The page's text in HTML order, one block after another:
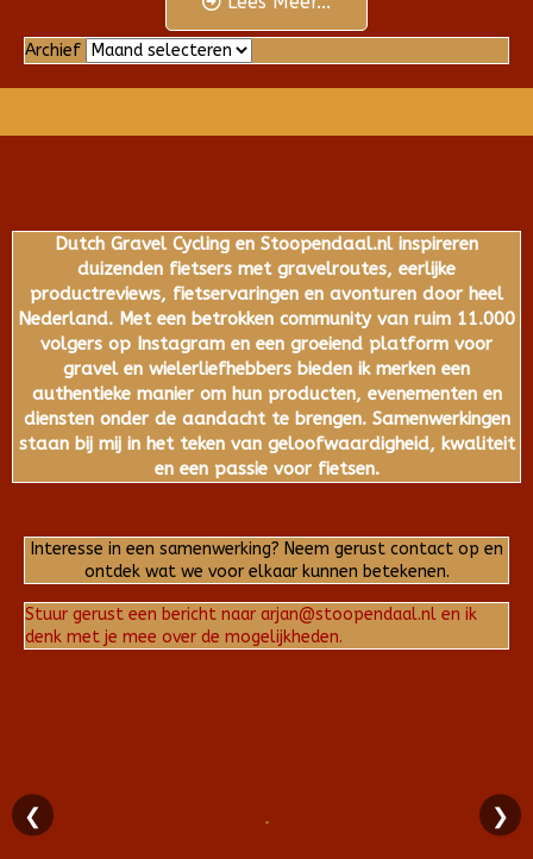
Archief Archief
Dutch Gravel Cycling en Stoopendaal.nl inspireren
duizenden fietsers met gravelroutes, eerlijke
productreviews, fietservaringen en avonturen door heel
Nederland. Met een betrokken community van ruim 11.000
volgers op Instagram en een groeiend platform voor
gravel en wielerliefhebbers bieden ik merken een
authentieke manier om hun producten, evenementen en
diensten onder de aandacht te brengen. Samenwerkingen
staan bij mij in het teken van geloofwaardigheid, kwaliteit
en een passie voor fietsen.
Interesse in een samenwerking? Neem gerust contact op en
ontdek wat we voor elkaar kunnen betekenen.
Stuur gerust een bericht naar arjan@stoopendaal.nl en ik
denk met je mee over de mogelijkheden.
❮ ❯